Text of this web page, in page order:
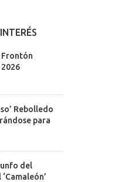
Frontón
Rebolledo
para
del